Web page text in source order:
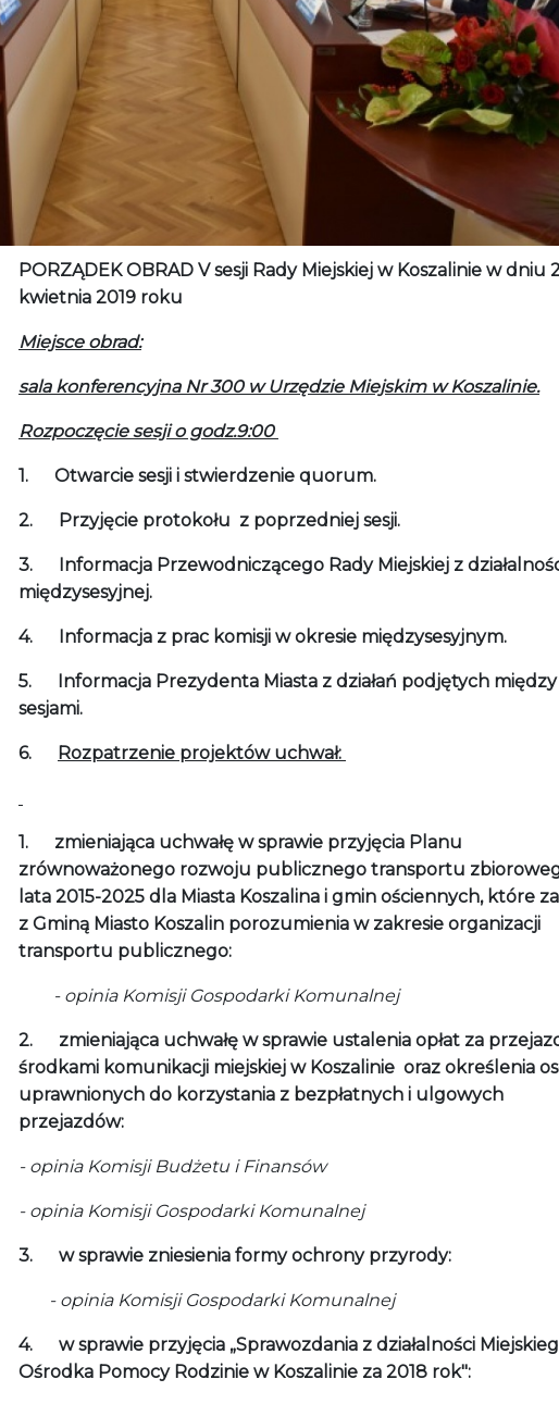
PORZĄDEK OBRAD V sesji Rady Miejskiej w Koszalinie w dniu
kwietnia 2019 roku
Miejsce obrad:
sala konferencyjna Nr 300 w Urzędzie Miejskim w Koszalinie.
Rozpoczęcie sesji o godz.9:00
1. Otwarcie sesji i stwierdzenie quorum.
2. Przyjęcie protokołu z poprzedniej sesji.
3.
Informacja Przewodniczącego Rady Miejskiej z
międzysesyjnej.
4. Informacja z prac komisji w okresie międzysesyjnym.
5.
Informacja Prezydenta Miasta z działań podjętych między
sesjami.
6. Rozpatrzenie projektów uchwał:
1.
zmieniająca uchwałę w sprawie przyjęcia Planu
zrównoważonego rozwoju publicznego transportu
lata 2015-2025 dla Miasta Koszalina i gmin ościennych, które
z Gminą Miasto Koszalin porozumienia w zakresie organizacji
transportu publicznego:
- opinia Komisji Gospodarki Komunalnej
2.
zmieniająca uchwałę w sprawie ustalenia opłat za
środkami komunikacji miejskiej w Koszalinie oraz określenia
uprawnionych do korzystania z bezpłatnych i ulgowych
przejazdów:
- opinia Komisji Budżetu i Finansów
- opinia Komisji Gospodarki Komunalnej
3. w sprawie zniesienia formy ochrony przyrody:
- opinia Komisji Gospodarki Komunalnej
4.
w sprawie przyjęcia „Sprawozdania z działalności
Ośrodka Pomocy Rodzinie w Koszalinie za 2018 rok":